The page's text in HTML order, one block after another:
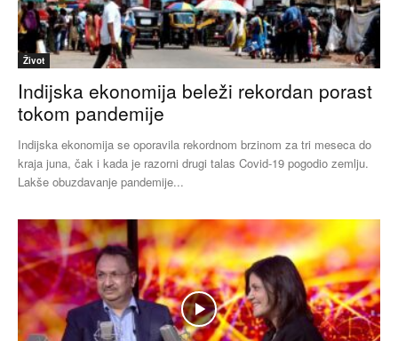
Život
Indijska ekonomija beleži rekordan porast
tokom pandemije
Indijska ekonomija se oporavila rekordnom brzinom za tri meseca do
kraja juna, čak i kada je razorni drugi talas Covid-19 pogodio zemlju.
Lakše obuzdavanje pandemije...